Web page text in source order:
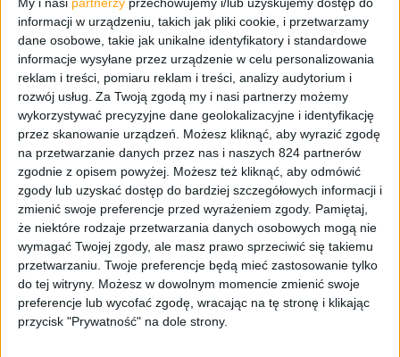
My i nasi partnerzy przechowujemy i/lub uzyskujemy dostęp do
informacji w urządzeniu, takich jak pliki cookie, i przetwarzamy
dane osobowe, takie jak unikalne identyfikatory i standardowe
informacje wysyłane przez urządzenie w celu personalizowania
reklam i treści, pomiaru reklam i treści, analizy audytorium i
rozwój usług. Za Twoją zgodą my i nasi partnerzy możemy
wykorzystywać precyzyjne dane geolokalizacyjne i identyfikację
przez skanowanie urządzeń. Możesz kliknąć, aby wyrazić zgodę
na przetwarzanie danych przez nas i naszych 824 partnerów
zgodnie z opisem powyżej. Możesz też kliknąć, aby odmówić
zgody lub uzyskać dostęp do bardziej szczegółowych informacji i
zmienić swoje preferencje przed wyrażeniem zgody. Pamiętaj,
że niektóre rodzaje przetwarzania danych osobowych mogą nie
wymagać Twojej zgody, ale masz prawo sprzeciwić się takiemu
przetwarzaniu. Twoje preferencje będą mieć zastosowanie tylko
do tej witryny. Możesz w dowolnym momencie zmienić swoje
preferencje lub wycofać zgodę, wracając na tę stronę i klikając
przycisk "Prywatność" na dole strony.
To nie jest jakiś tam odkurzajek za „czysta złoty”, który
już po wyjęciu z pudełka wygląda jakby ktoś przeleciał
nim całą salę gimnastyczną, a obudowę zrobił ze starego
telewizora. Spasowanie jest na medal, jakość materiałów
więcej niż zadowalająca, a całość – jak już wspomniałem
– daje poczucie czegoś porządnego. Już nawet samo
zgrabne upakowanie wszystkich elementów w duże i